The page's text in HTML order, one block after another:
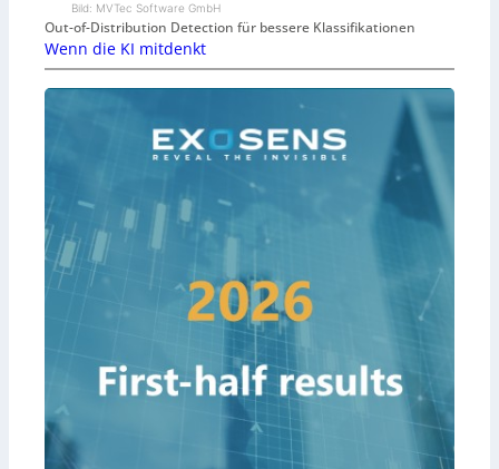
Bild: MVTec Software GmbH
Out-of-Distribution Detection für bessere Klassifikationen
Wenn die KI mitdenkt